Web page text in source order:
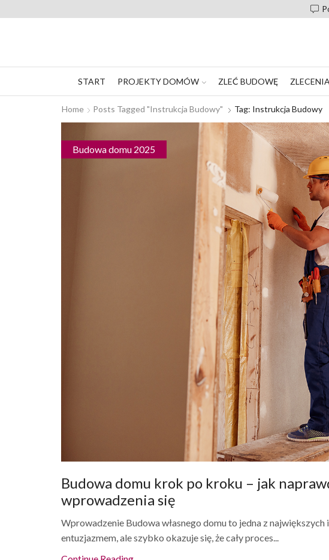
START PROJEKTY DOMÓW ZLEĆ BUDOWĘ
Home Posts Tagged "instrukcja Budowy" Tag: Instrukcja Budowy
Budowa domu 2025
Budowa domu krok po kroku – jak
wprowadzenia się
Wprowadzenie Budowa własnego domu to jedna z
entuzjazmem, ale szybko okazuje się, że cały proces...